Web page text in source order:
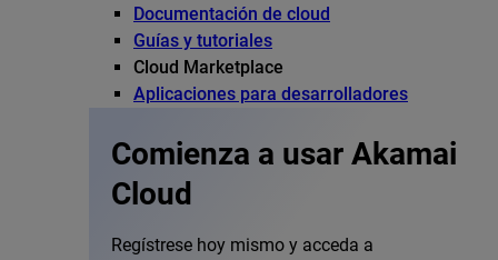
Documentación de cloud
Guías y tutoriales
Cloud Marketplace
Aplicaciones para desarrolladores
Comienza a usar Akamai
Cloud
Regístrese hoy mismo y acceda a